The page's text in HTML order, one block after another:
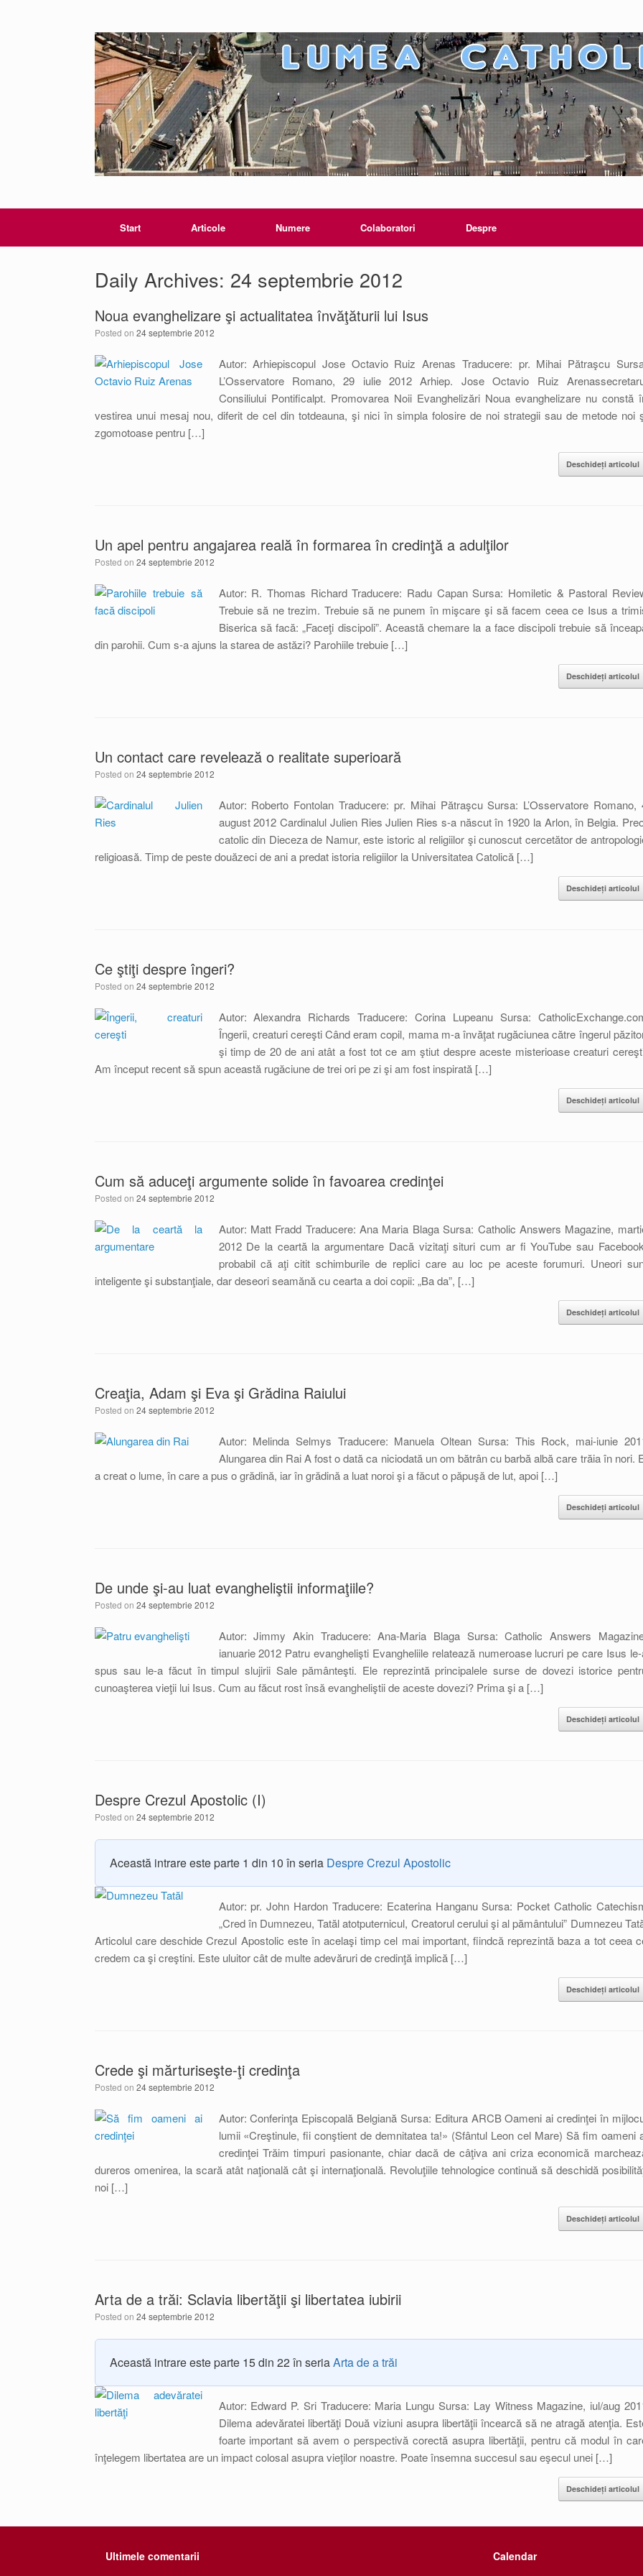
Start Articole Numere Colaboratori Despre
Daily Archives: 24 septembrie 2012
Noua evanghelizare şi actualitatea învăţăturii lui Isus
Posted on 24 septembrie 2012
Autor: Arhiepiscopul Jose Octavio Ruiz Arenas Traducere: pr. Mihai Pătraşcu
L’Osservatore Romano, 29 iulie 2012 Arhiep. Jose Octavio Ruiz
Consiliului Pontificalpt. Promovarea Noii Evanghelizări Noua evanghelizare nu constă
vestirea unui mesaj nou, diferit de cel din totdeauna, şi nici în simpla folosire de noi strategii sau de metode noi
zgomotoase pentru […]
Deschideți articolul
Un apel pentru angajarea reală în formarea în credinţă a adulţilor
Posted on 24 septembrie 2012
Autor: R. Thomas Richard Traducere: Radu Capan Sursa: Homiletic & Pastoral
Trebuie să ne trezim. Trebuie să ne punem în mişcare şi să facem ceea ce Isus a
Biserica să facă: „Faceţi discipoli”. Această chemare la a face discipoli trebuie să
din parohii. Cum s-a ajuns la starea de astăzi? Parohiile trebuie […]
Deschideți articolul
Un contact care revelează o realitate superioară
Posted on 24 septembrie 2012
Autor: Roberto Fontolan Traducere: pr. Mihai Pătraşcu Sursa: L’Osservatore Romano,
august 2012 Cardinalul Julien Ries Julien Ries s-a născut în 1920 la Arlon, în Belgia.
catolic din Dieceza de Namur, este istoric al religiilor şi cunoscut cercetător de
religioasă. Timp de peste douăzeci de ani a predat istoria religiilor la Universitatea Catolică […]
Deschideți articolul
Ce ştiţi despre îngeri?
Posted on 24 septembrie 2012
Autor: Alexandra Richards Traducere: Corina Lupeanu Sursa:
Îngerii, creaturi cereşti Când eram copil, mama m-a învăţat rugăciunea către îngerul
şi timp de 20 de ani atât a fost tot ce am ştiut despre aceste misterioase creaturi
Am început recent să spun această rugăciune de trei ori pe zi şi am fost inspirată […]
Deschideți articolul
Cum să aduceţi argumente solide în favoarea credinţei
Posted on 24 septembrie 2012
Autor: Matt Fradd Traducere: Ana Maria Blaga Sursa: Catholic Answers Magazine,
2012 De la ceartă la argumentare Dacă vizitaţi situri cum ar fi YouTube sau
probabil că aţi citit schimburile de replici care au loc pe aceste forumuri. Uneori
inteligente şi substanţiale, dar deseori seamănă cu cearta a doi copii: „Ba da”, […]
Deschideți articolul
Creaţia, Adam şi Eva şi Grădina Raiului
Posted on 24 septembrie 2012
Autor: Melinda Selmys Traducere: Manuela Oltean Sursa: This Rock, mai-iunie
Alungarea din Rai A fost o dată ca niciodată un om bătrân cu barbă albă care trăia în nori.
a creat o lume, în care a pus o grădină, iar în grădină a luat noroi şi a făcut o păpuşă de lut, apoi […]
Deschideți articolul
De unde şi-au luat evangheliştii informaţiile?
Posted on 24 septembrie 2012
Autor: Jimmy Akin Traducere: Ana-Maria Blaga Sursa: Catholic Answers
ianuarie 2012 Patru evanghelişti Evangheliile relatează numeroase lucruri pe care Isus
spus sau le-a făcut în timpul slujirii Sale pământeşti. Ele reprezintă principalele surse de dovezi istorice
cunoaşterea vieţii lui Isus. Cum au făcut rost însă evangheliştii de aceste dovezi? Prima şi a […]
Deschideți articolul
Despre Crezul Apostolic (I)
Posted on 24 septembrie 2012
Această intrare este parte 1 din 10 în seria Despre Crezul Apostolic
Autor: pr. John Hardon Traducere: Ecaterina Hanganu Sursa: Pocket Catholic
„Cred în Dumnezeu, Tatăl atotputernicul, Creatorul cerului şi al pământului” Dumnezeu
Articolul care deschide Crezul Apostolic este în acelaşi timp cel mai important, fiindcă reprezintă baza a tot ceea
credem ca şi creştini. Este uluitor cât de multe adevăruri de credinţă implică […]
Deschideți articolul
Crede şi mărturiseşte-ţi credinţa
Posted on 24 septembrie 2012
Autor: Conferinţa Episcopală Belgiană Sursa: Editura ARCB Oameni ai credinţei în
lumii «Creştinule, fii conştient de demnitatea ta!» (Sfântul Leon cel Mare) Să fim oameni
credinţei Trăim timpuri pasionante, chiar dacă de câţiva ani criza economică
dureros omenirea, la scară atât naţională cât şi internaţională. Revoluţiile tehnologice continuă să deschidă
noi […]
Deschideți articolul
Arta de a trăi: Sclavia libertăţii şi libertatea iubirii
Posted on 24 septembrie 2012
Această intrare este parte 15 din 22 în seriaArta de a trăi
Autor: Edward P. Sri Traducere: Maria Lungu Sursa: Lay Witness Magazine, iul/aug
Dilema adevăratei libertăţi Două viziuni asupra libertăţii încearcă să ne atragă atenţia.
foarte important să avem o perspectivă corectă asupra libertăţii, pentru că modul în
înţelegem libertatea are un impact colosal asupra vieţilor noastre. Poate însemna succesul sau eşecul unei […]
Deschideți articolul
Ultimele comentarii Calendar